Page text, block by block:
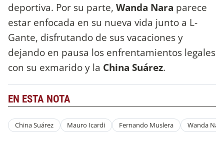
deportiva. Por su parte, Wanda Nara parece
estar enfocada en su nueva vida junto a L-
Gante, disfrutando de sus vacaciones y
dejando en pausa los enfrentamientos legales
con su exmarido y la China Suárez.
EN ESTA NOTA
China Suárez Mauro Icardi Fernando Muslera Wanda Nara